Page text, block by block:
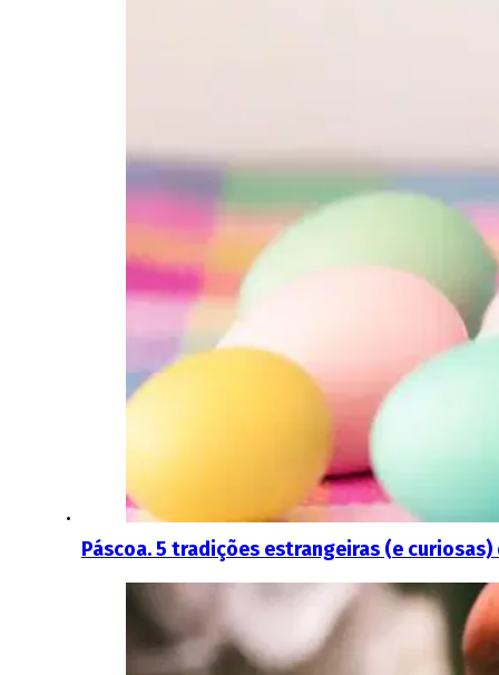
Páscoa. 5 tradições estrangeiras (e